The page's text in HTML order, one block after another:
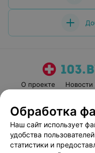
О проекте Новости
Пользовательское
Обработка
Наш сайт использует
удобства
статистики и